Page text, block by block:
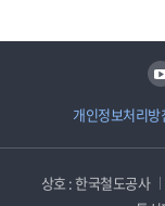
개인정보처리방
유튜브
상호 : 한국철도공사